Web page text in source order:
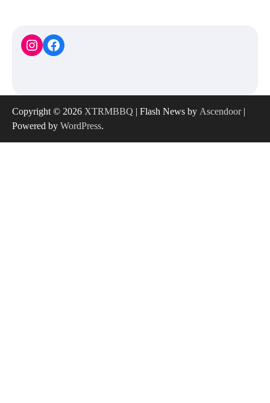
Instagram
Facebook
Copyright © 2026 XTRMBBQ | Flash News by Ascendoor|
Powered by WordPress.